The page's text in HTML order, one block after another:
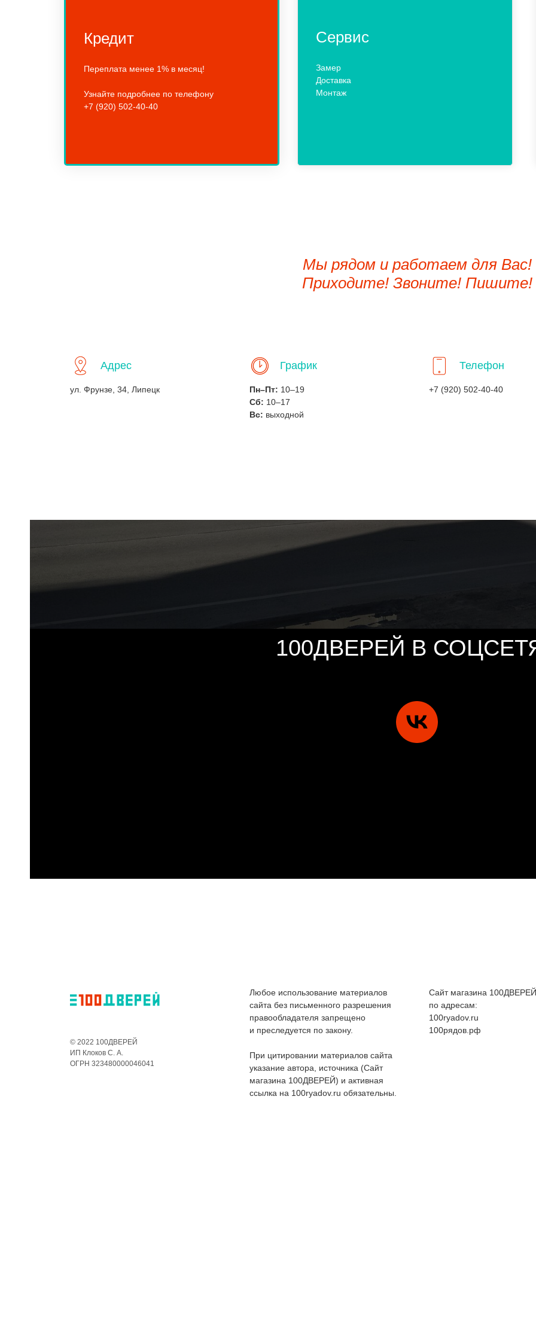
Кредит
Переплата менее 1% в месяц!
Узнайте подробнее по телефону
+7 (920) 502-40-40
Сервис
Замер
Доставка
Монтаж
Мы рядом и работаем для Вас!
Приходите! Звоните! Пишите!
Адрес
ул. Фрунзе, 34, Липецк
График
Пн–Пт: 10–19
Сб: 10–17
Вс: выходной
Телефон
+7 (920) 502-40-40
100ДВЕРЕЙ В
© 2022 100ДВЕРЕЙ
ИП Клоков С. А.
ОГРН 323480000046041
Любое использование материалов
сайта без письменного разрешения
правообладателя запрещено
и преследуется по закону.
При цитировании материалов сайта
указание автора, источника (Сайт
магазина 100ДВЕРЕЙ) и активная
ссылка на 100ryadov.ru обязательны.
Сайт магазина
по адресам:
100ryadov.ru
100рядов.рф